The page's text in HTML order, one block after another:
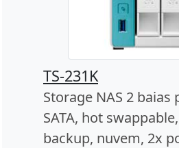
TS-231K
Storage NAS 2 baias
SATA, hot
backup, nuvem, 2x